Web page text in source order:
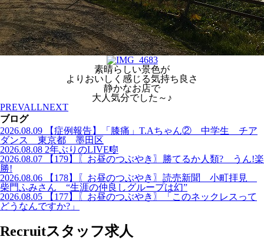
素晴らしい景色が
よりおいしく感じる気持ち良さ
静かなお店で
大人気分でした～♪
PREVALLNEXT
ブログ
2026.08.09
【症例報告】「膝痛」T.Aちゃん② 中学生 チア
ダンス 東京都 墨田区
2026.08.08 2年ぶりのLIVE🎼
2026.08.07
【179】〖お昼のつぶやき〗勝てるか人類? うん!楽
勝!
2026.08.06
【178】〖お昼のつぶやき〗読売新聞 小町拝見
柴門ふみさん “生涯の仲良しグループは幻”
2026.08.05
【177】〖お昼のつぶやき〗「このネックレスって
どうなんですか?」
Recruitスタッフ求人